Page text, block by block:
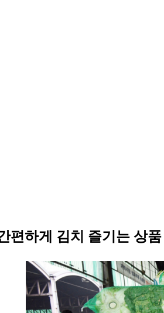
하게 김치 즐기는 상품